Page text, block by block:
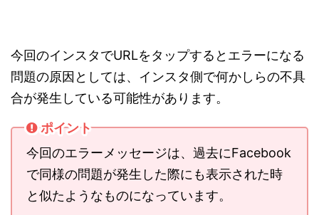
今回のインスタでURLをタップするとエラーになる
問題の原因としては、インスタ側で何かしらの不具
合が発生している可能性があります。
ポイント
今回のエラーメッセージは、過去にFacebook
で同様の問題が発生した際にも表示された時
と似たようなものになっています。